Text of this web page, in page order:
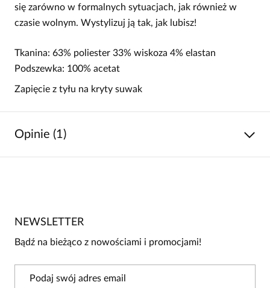
się zarówno w formalnych sytuacjach, jak również w
czasie wolnym. Wystylizuj ją tak, jak lubisz!
Tkanina: 63% poliester 33% wiskoza 4% elastan
Podszewka: 100% acetat
Zapięcie z tyłu na kryty suwak
Opinie (1)
4
3
1
0
NEWSLETTER
Bądź na bieżąco z nowościami i promocjami!